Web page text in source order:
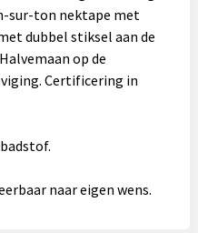
sur-ton nektape met
dubbel stiksel aan de
op de
Certificering in
naar eigen wens.